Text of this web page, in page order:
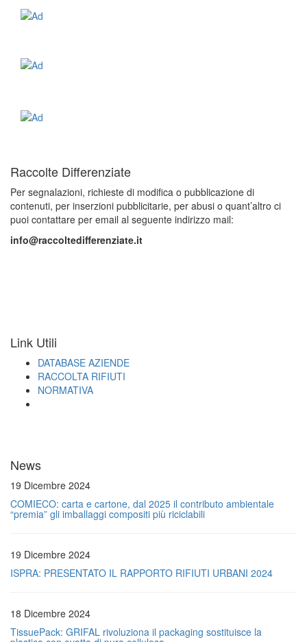
Raccolte Differenziate
Per segnalazioni, richieste di modifica o pubblicazione di
contenuti, per inserzioni pubblicitarie, per abusi o quant’altro ci
puoi contattare per email al seguente indirizzo mail:
info@raccoltedifferenziate.it
Link Utili
DATABASE AZIENDE
RACCOLTA RIFIUTI
NORMATIVA
News
19 Dicembre 2024
COMIECO: carta e cartone, dal 2025 il contributo ambientale
“premia” gli imballaggi compositi più riciclabili
19 Dicembre 2024
ISPRA: PRESENTATO IL RAPPORTO RIFIUTI URBANI 2024
18 Dicembre 2024
TissuePack: GRIFAL rivoluziona il packaging sostituisce la